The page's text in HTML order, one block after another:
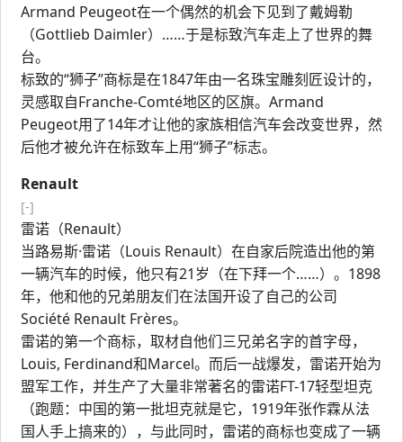
Armand Peugeot在一个偶然的机会下见到了戴姆勒
（Gottlieb Daimler）……于是标致汽车走上了世界的舞
台。
标致的“狮子”商标是在1847年由一名珠宝雕刻匠设计的，
灵感取自Franche-Comté地区的区旗。Armand
Peugeot用了14年才让他的家族相信汽车会改变世界，然
后他才被允许在标致车上用“狮子”标志。
Renault
[-]
雷诺（Renault）
当路易斯·雷诺（Louis Renault）在自家后院造出他的第
一辆汽车的时候，他只有21岁（在下拜一个……）。1898
年，他和他的兄弟朋友们在法国开设了自己的公司
Société Renault Frères。
雷诺的第一个商标，取材自他们三兄弟名字的首字母，
Louis, Ferdinand和Marcel。而后一战爆发，雷诺开始为
盟军工作，并生产了大量非常著名的雷诺FT-17轻型坦克
（跑题：中国的第一批坦克就是它，1919年张作霖从法
国人手上搞来的），与此同时，雷诺的商标也变成了一辆